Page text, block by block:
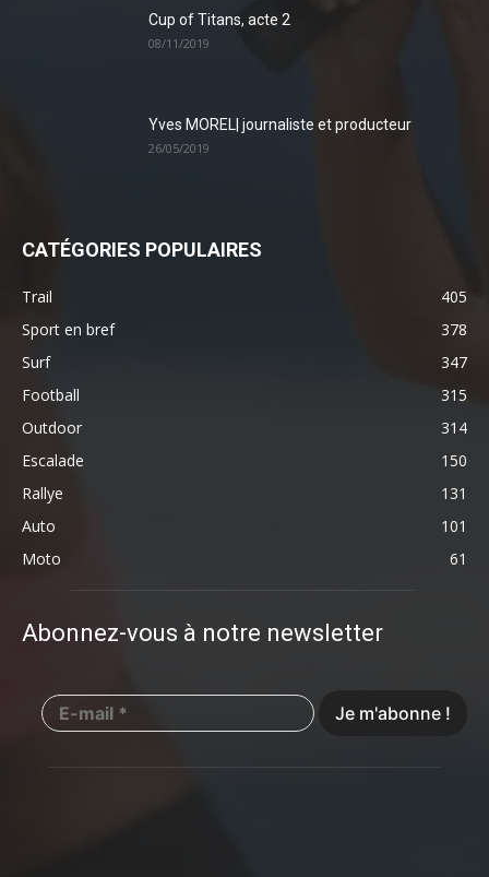
Cup of Titans, acte 2
08/11/2019
Yves MOREL| journaliste et producteur
26/05/2019
CATÉGORIES POPULAIRES
Trail
405
Sport en bref
378
Surf
347
Football
315
Outdoor
314
Escalade
150
Rallye
131
Auto
101
Moto
61
Abonnez-vous à notre newsletter